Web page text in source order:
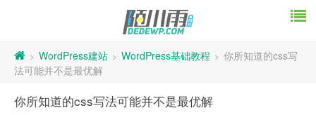
> WordPress建站 > WordPress基础教程 > 你所知道的css写
法可能并不是最优解
你所知道的css写法可能并不是最优解